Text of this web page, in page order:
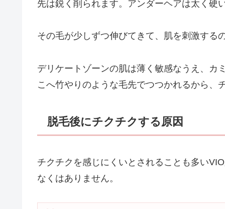
先は鋭く削られます。アンダーヘアは太く硬
その毛が少しずつ伸びてきて、肌を刺激する
デリケートゾーンの肌は薄く敏感なうえ、カ
こへ竹やりのような毛先でつつかれるから、
脱毛後にチクチクする原因
チクチクを感じにくいとされることも多い
なくはありません。